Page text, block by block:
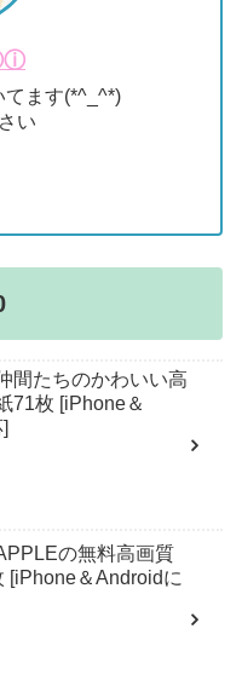
てます(*^_^*)
い
間たちのかわいい高
71枚 [iPhone＆
の無料高画質
[iPhone＆Androidに